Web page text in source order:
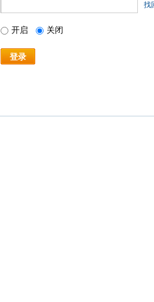
找
开启 关闭
登录